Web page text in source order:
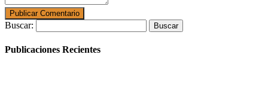
Buscar:
Publicaciones Recientes